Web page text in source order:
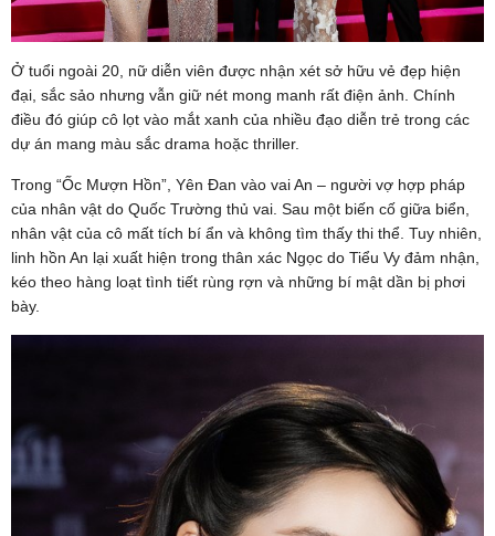
Ở tuổi ngoài 20, nữ diễn viên được nhận xét sở hữu vẻ đẹp hiện
đại, sắc sảo nhưng vẫn giữ nét mong manh rất điện ảnh. Chính
điều đó giúp cô lọt vào mắt xanh của nhiều đạo diễn trẻ trong các
dự án mang màu sắc drama hoặc thriller.
Trong “Ốc Mượn Hồn”, Yên Đan vào vai An – người vợ hợp pháp
của nhân vật do Quốc Trường thủ vai. Sau một biến cố giữa biển,
nhân vật của cô mất tích bí ẩn và không tìm thấy thi thể. Tuy nhiên,
linh hồn An lại xuất hiện trong thân xác Ngọc do Tiểu Vy đảm nhận,
kéo theo hàng loạt tình tiết rùng rợn và những bí mật dần bị phơi
bày.